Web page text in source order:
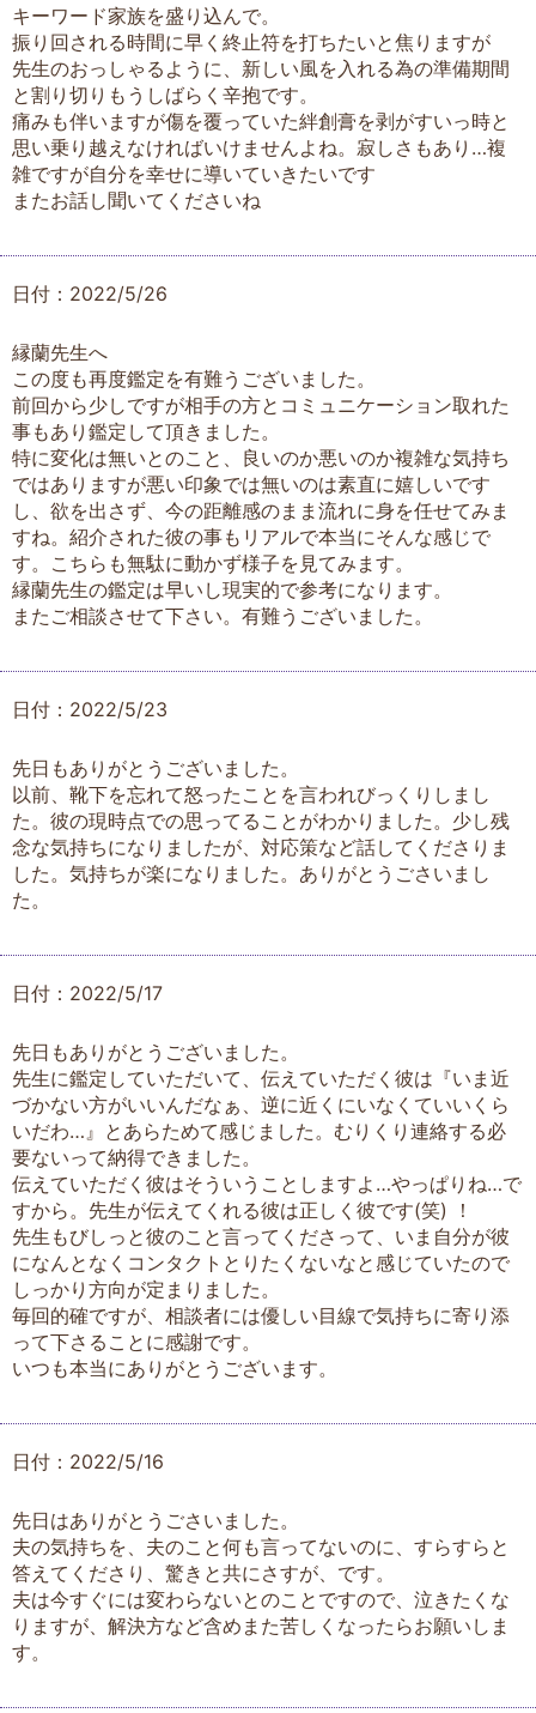
キーワード家族を盛り込んで。
振り回される時間に早く終止符を打ちたいと焦りますが
先生のおっしゃるように、新しい風を入れる為の準備期間
と割り切りもうしばらく辛抱です。
痛みも伴いますが傷を覆っていた絆創膏を剥がすいっ時と
思い乗り越えなければいけませんよね。寂しさもあり…複
雑ですが自分を幸せに導いていきたいです
またお話し聞いてくださいね
日付：2022/5/26
縁蘭先生へ
この度も再度鑑定を有難うございました。
前回から少しですが相手の方とコミュニケーション取れた
事もあり鑑定して頂きました。
特に変化は無いとのこと、良いのか悪いのか複雑な気持ち
ではありますが悪い印象では無いのは素直に嬉しいです
し、欲を出さず、今の距離感のまま流れに身を任せてみま
すね。紹介された彼の事もリアルで本当にそんな感じで
す。こちらも無駄に動かず様子を見てみます。
縁蘭先生の鑑定は早いし現実的で参考になります。
またご相談させて下さい。有難うございました。
日付：2022/5/23
先日もありがとうございました。
以前、靴下を忘れて怒ったことを言われびっくりしまし
た。彼の現時点での思ってることがわかりました。少し残
念な気持ちになりましたが、対応策など話してくださりま
した。気持ちが楽になりました。ありがとうごさいまし
た。
日付：2022/5/17
先日もありがとうございました。
先生に鑑定していただいて、伝えていただく彼は『いま近
づかない方がいいんだなぁ、逆に近くにいなくていいくら
いだわ…』とあらためて感じました。むりくり連絡する必
要ないって納得できました。
伝えていただく彼はそういうことしますよ…やっぱりね…で
すから。先生が伝えてくれる彼は正しく彼です(笑) ！
先生もびしっと彼のこと言ってくださって、いま自分が彼
になんとなくコンタクトとりたくないなと感じていたので
しっかり方向が定まりました。
毎回的確ですが、相談者には優しい目線で気持ちに寄り添
って下さることに感謝です。
いつも本当にありがとうございます。
日付：2022/5/16
先日はありがとうごさいました。
夫の気持ちを、夫のこと何も言ってないのに、すらすらと
答えてくださり、驚きと共にさすが、です。
夫は今すぐには変わらないとのことですので、泣きたくな
りますが、解決方など含めまた苦しくなったらお願いしま
す。